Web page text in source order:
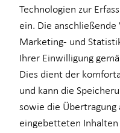
Altersvorsorge
Kindervorsorge
Sach- und
Informationen zur Echtheit
Lukas Walther
Bahnhofstraße 24
09111 Chemnitz
Technologien zur
ein. Die
Marketing- und
Ihrer Einwilligung
Dies dient der
und kann die
sowie die
eingebetteten Inhalten